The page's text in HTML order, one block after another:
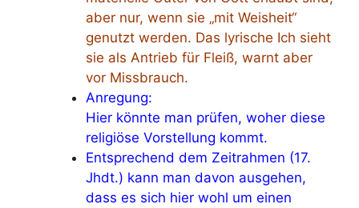
aber nur, wenn sie „mit Weisheit“
genutzt werden. Das lyrische Ich sieht
sie als Antrieb für Fleiß, warnt aber
vor Missbrauch.
Anregung:
Hier könnte man prüfen, woher diese
religiöse Vorstellung kommt.
Entsprechend dem Zeitrahmen (17.
Jhdt.) kann man davon ausgehen,
dass es sich hier wohl um einen